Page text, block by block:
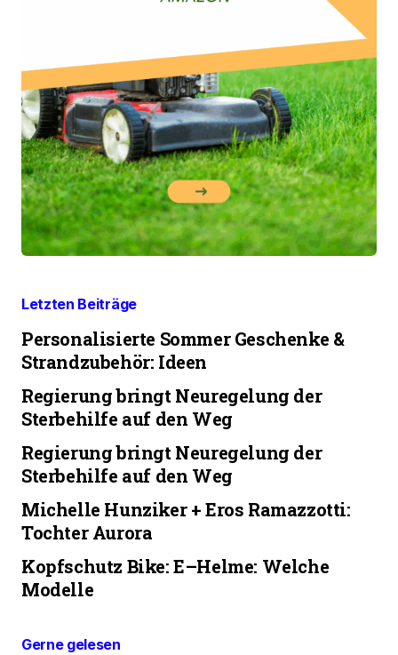
Letzten Beiträge
Personalisierte Sommer Geschenke &
Strandzubehör: Ideen
Regierung bringt Neuregelung der
Sterbehilfe auf den Weg
Regierung bringt Neuregelung der
Sterbehilfe auf den Weg
Michelle Hunziker + Eros Ramazzotti:
Tochter Aurora
Kopfschutz Bike: E–Helme: Welche
Modelle
Gerne gelesen